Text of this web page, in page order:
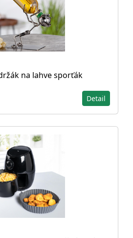
na lahve sporťák
Detail